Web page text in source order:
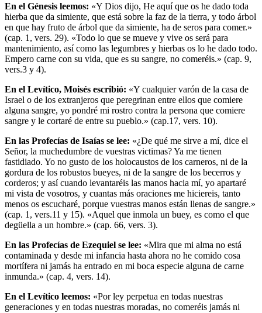
En el Génesis leemos: «Y Dios dijo, He aquí que os he dado toda
hierba que da simiente, que está sobre la faz de la tierra, y todo árbol
en que hay fruto de árbol que da simiente, ha de seros para comer.»
(cap. 1, vers. 29). «Todo lo que se mueve y vive os será para
mantenimiento, así como las legumbres y hierbas os lo he dado todo.
Empero carne con su vida, que es su sangre, no comeréis.» (cap. 9,
vers.3 y 4).
En el Levítico, Moisés escribió: «Y cualquier varón de la casa de
Israel o de los extranjeros que peregrinan entre ellos que comiere
alguna sangre, yo pondré mi rostro contra la persona que comiere
sangre y le cortaré de entre su pueblo.» (cap.17, vers. 10).
En las Profecías de Isaías se lee: «¿De qué me sirve a mí, dice el
Señor, la muchedumbre de vuestras victimas? Ya me tienen
fastidiado. Yo no gusto de los holocaustos de los carneros, ni de la
gordura de los robustos bueyes, ni de la sangre de los becerros y
corderos; y así cuando levantaréis las manos hacia mí, yo apartaré
mi vista de vosotros, y cuantas más oraciones me hiciereis, tanto
menos os escucharé, porque vuestras manos están llenas de sangre.»
(cap. 1, vers.11 y 15). «Aquel que inmola un buey, es como el que
degüella a un hombre.» (cap. 66, vers. 3).
En las Profecías de Ezequiel se lee: «Mira que mi alma no está
contaminada y desde mi infancia hasta ahora no he comido cosa
mortífera ni jamás ha entrado en mi boca especie alguna de carne
inmunda.» (cap. 4, vers. 14).
En el Levítico leemos: «Por ley perpetua en todas nuestras
generaciones y en todas nuestras moradas, no comeréis jamás ni